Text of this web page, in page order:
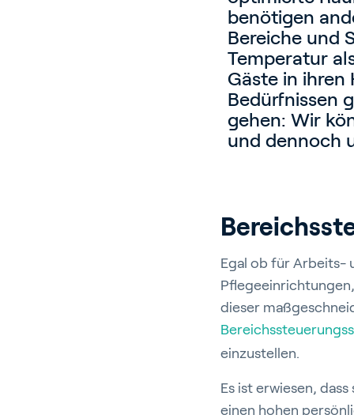
benötigen
Bereiche und
Temperatur
Gäste in
Bedürfnissen
gehen: Wir
und dennoch
Egal ob für Arbeits-
dieser
einzustellen.
Es ist erwiesen,
einen hohen